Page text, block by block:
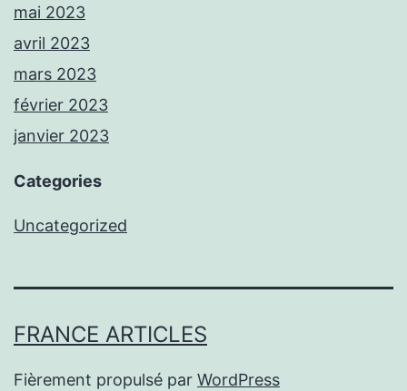
mai 2023
avril 2023
mars 2023
février 2023
janvier 2023
Categories
Uncategorized
FRANCE ARTICLES
Fièrement propulsé par WordPress